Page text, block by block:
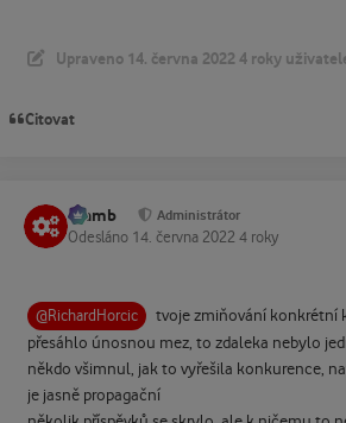
Upraveno 14. června 2022 4 roky
Citovat
Slamb Administrátor
Odesláno 14. června 2022 4 roky
@RichardHorcic
tvoje zmiňování konkrétní
přesáhlo únosnou mez, to zdaleka nebylo
někdo všimnul, jak to vyřešila konkurence,
je jasně propagační